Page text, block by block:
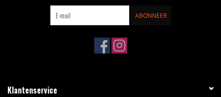
ABONNEER
Klantenservice